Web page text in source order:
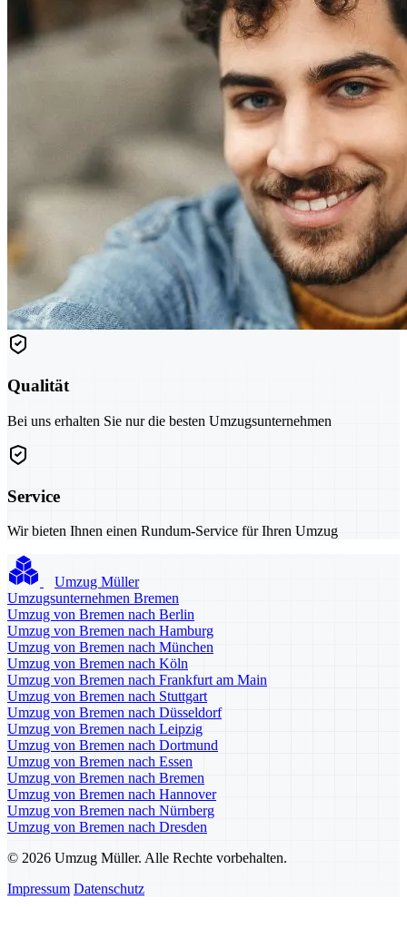
Qualität
Bei uns erhalten Sie nur die besten Umzugsunternehmen
Service
Wir bieten Ihnen einen Rundum-Service für Ihren Umzug
Umzug Müller
Umzugsunternehmen Bremen
Umzug von Bremen nach Berlin
Umzug von Bremen nach Hamburg
Umzug von Bremen nach München
Umzug von Bremen nach Köln
Umzug von Bremen nach Frankfurt am Main
Umzug von Bremen nach Stuttgart
Umzug von Bremen nach Düsseldorf
Umzug von Bremen nach Leipzig
Umzug von Bremen nach Dortmund
Umzug von Bremen nach Essen
Umzug von Bremen nach Bremen
Umzug von Bremen nach Hannover
Umzug von Bremen nach Nürnberg
Umzug von Bremen nach Dresden
© 2026 Umzug Müller. Alle Rechte vorbehalten.
Impressum Datenschutz